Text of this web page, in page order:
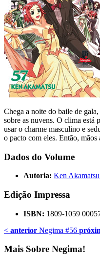
Chega a noite do baile de
sobre as nuvens. O clima está
usar o charme masculino e
o pacto com eles. Então, mãos
Dados do Volume
Autoria: Ken
Edição Impressa
ISBN: 1809-1059
< anterior Negima #56
Mais Sobre Negima!